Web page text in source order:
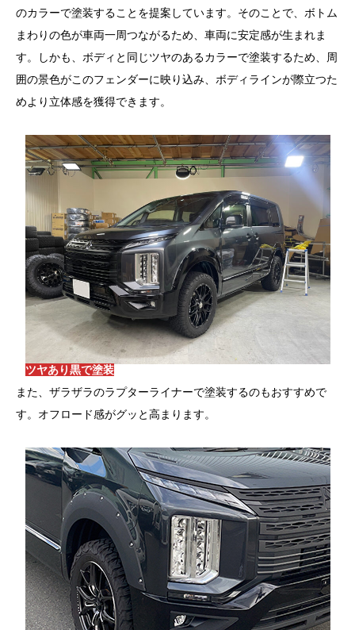
のカラーで塗装することを提案しています。そのことで、ボトム
まわりの色が車両一周つながるため、車両に安定感が生まれま
す。しかも、ボディと同じツヤのあるカラーで塗装するため、周
囲の景色がこのフェンダーに映り込み、ボディラインが際立つた
めより立体感を獲得できます。
ツヤあり黒で塗装
また、ザラザラのラプターライナーで塗装するのもおすすめで
す。オフロード感がグッと高まります。